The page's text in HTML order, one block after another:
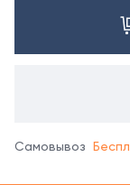
Самовывоз